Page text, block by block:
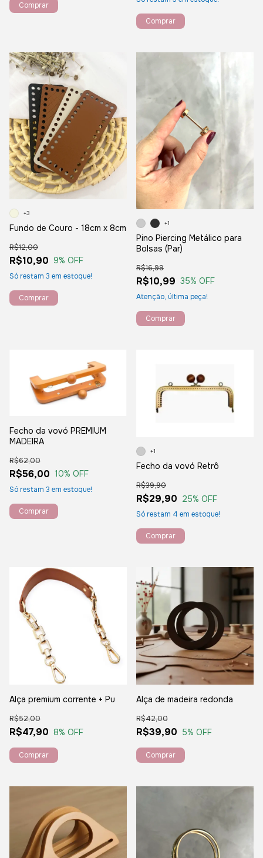
Fundo de Couro - 18cm x 8cm
R$10,90
R$12,00
9% OFF
Só restam 3 em estoque!
+3
Comprar
Pino Piercing Metálico para
Bolsas (Par)
R$10,99
R$16,99
35% OFF
Atenção, última peça!
+1
Comprar
Fecho da vovó PREMIUM
MADEIRA
R$56,00
R$62,00
10% OFF
Só restam 3 em estoque!
Fecho da vovó Retrô
R$29,90
R$39,90
25% OFF
Só restam 4 em estoque!
+1
Comprar
Alça premium corrente + Pu
R$47,90
R$52,00
8% OFF
Alça de madeira redonda
R$39,90
R$42,00
5% OFF